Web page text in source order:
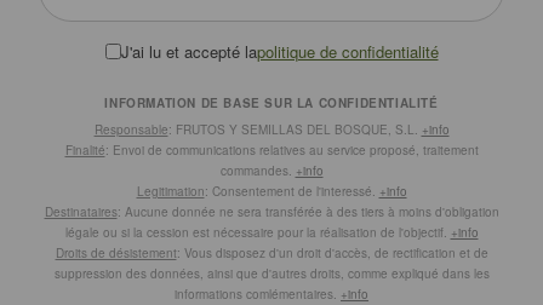
J'ai lu et accepté lapolitique de confidentialité
INFORMATION DE BASE SUR LA CONFIDENTIALITÉ
Responsable: FRUTOS Y SEMILLAS DEL BOSQUE, S.L. +info
Finalité: Envoi de communications relatives au service proposé, traitement
commandes. +info
Legitimation: Consentement de l'interessé. +info
Destinataires: Aucune donnée ne sera transférée à des tiers à moins d'obligation
légale ou si la cession est nécessaire pour la réalisation de l'objectif. +info
Droits de désistement: Vous disposez d'un droit d'accès, de rectification et de
suppression des données, ainsi que d'autres droits, comme expliqué dans les
informations comlémentaires. +info